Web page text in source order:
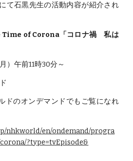
て石黒先生の活動内容が紹介され
Time of Corona「コロナ禍 私は
）午前11時30分～
ドのオンデマンドでも ご覧になれ
nhkworld/en/ondemand/progra
?type=tvEpisode&